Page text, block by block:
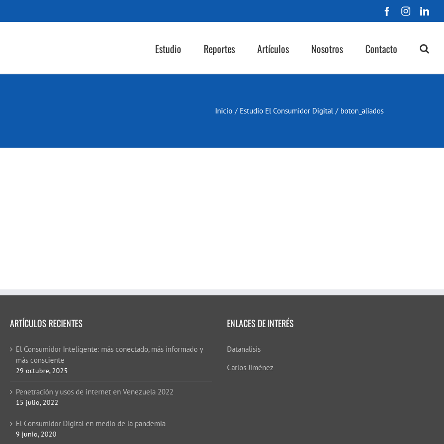
Facebook
Estudio Reportes Artículos Nosotros Contacto
Inicio / Estudio El Consumidor Digital / boton_aliados
ARTÍCULOS RECIENTES
El Consumidor Inteligente: más conectado, más informado y
más consciente
29 octubre, 2025
Penetración y usos de internet en Venezuela 2022
15 julio, 2022
El Consumidor Digital en medio de la pandemia
9 junio, 2020
ENLACES DE INTERÉS
Datanalisis
Carlos Jiménez